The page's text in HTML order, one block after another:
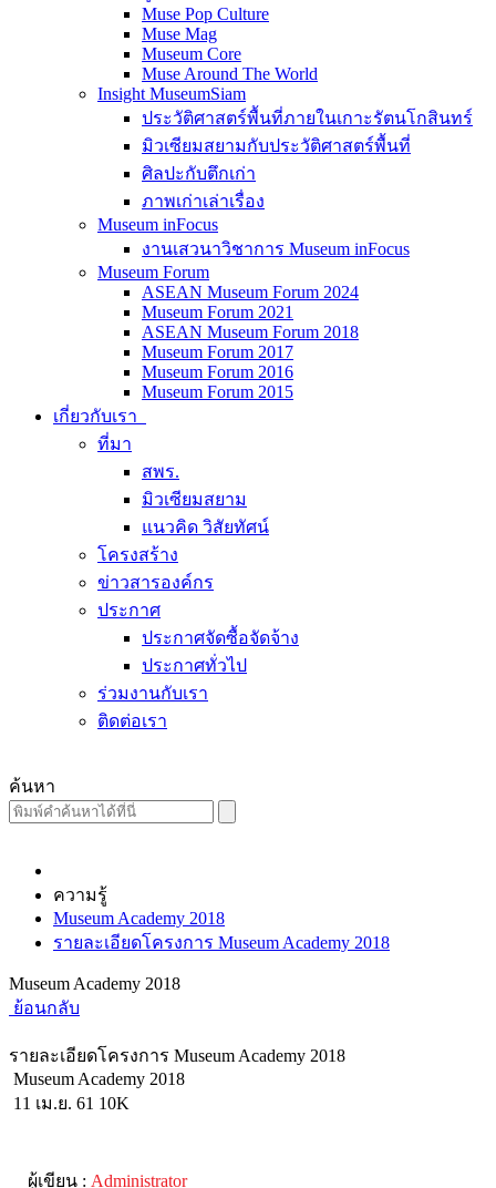
Muse Pop Culture
Muse Mag
Museum Core
Muse Around The World
Insight MuseumSiam
ประวัติศาสตร์พื้นที่ภายในเกาะรัตนโกสินทร์
มิวเซียมสยามกับประวัติศาสตร์พื้นที่
ศิลปะกับตึกเก่า
ภาพเก่าเล่าเรื่อง
Museum inFocus
งานเสวนาวิชาการ Museum inFocus
Museum Forum
ASEAN Museum Forum 2024
Museum Forum 2021
ASEAN Museum Forum 2018
Museum Forum 2017
Museum Forum 2016
Museum Forum 2015
เกี่ยวกับเรา
ที่มา
สพร.
มิวเซียมสยาม
แนวคิด วิสัยทัศน์
โครงสร้าง
ข่าวสารองค์กร
ประกาศ
ประกาศจัดซื้อจัดจ้าง
ประกาศทั่วไป
ร่วมงานกับเรา
ติดต่อเรา
ค้นหา
ความรู้
Museum Academy 2018
รายละเอียดโครงการ Museum Academy 2018
Museum Academy 2018
ย้อนกลับ
รายละเอียดโครงการ Museum Academy 2018
Museum Academy 2018
11 เม.ย. 61 10K